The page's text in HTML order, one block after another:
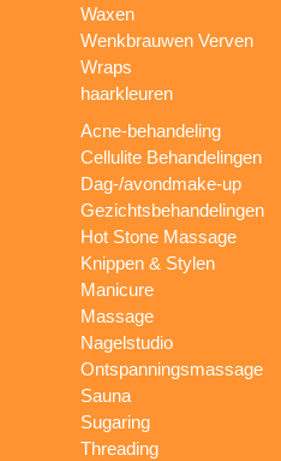
Waxen
Wenkbrauwen Verven
Wraps
haarkleuren
Acne-behandeling
Cellulite Behandelingen
Dag-/avondmake-up
Gezichtsbehandelingen
Hot Stone Massage
Knippen & Stylen
Manicure
Massage
Nagelstudio
Ontspanningsmassage
Sauna
Sugaring
Threading